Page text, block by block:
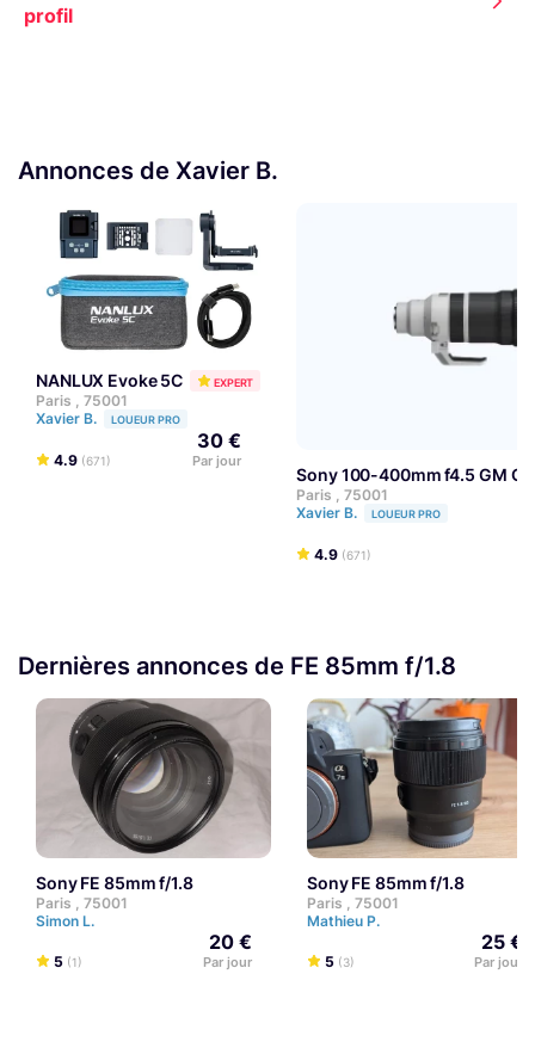
profil
Annonces de Xavier B.
NANLUX Evoke 5C EXPERT
Paris , 75001
Xavier B.
LOUEUR PRO
4.9 (671)
30 €
Par jour
Sony 100-400mm f4.5 GM
Paris , 75001
Xavier B.
LOUEUR PRO
4.9 (671)
Dernières annonces de FE 85mm f/1.8
Sony FE 85mm f/1.8
Paris , 75001
Simon L.
5 (1)
20 €
Par jour
Sony FE 85mm f/1.8
Paris , 75001
Mathieu P.
5 (3)
25 €
Par jour